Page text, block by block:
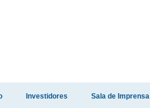
Investidores Sala de Imprensa